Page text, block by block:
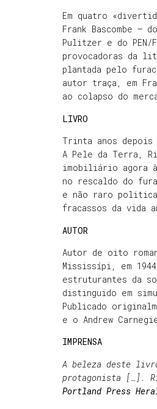
Em quatro
Frank Bascombe –
Pulitzer e do PEN/
provocadoras da
plantada pelo
autor traça, em
ao colapso do
LIVRO
Trinta anos depois
A Pele da Terra,
imobiliário agora à
no rescaldo do
e não raro
fracassos da vida
AUTOR
Autor de oito
Mississípi, em
estruturantes da
distinguido em
Publicado
e o Andrew
IMPRENSA
A beleza deste
protagonista […].
Portland Press